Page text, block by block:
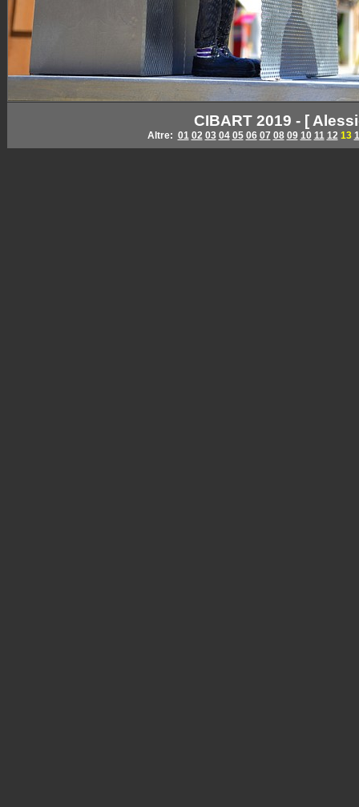
CIBART 2019 - [
Altre: 01 02 03 04 05 06 07 08 09 10 11 12 13